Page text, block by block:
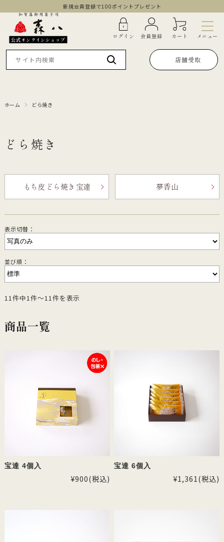
新規会員登録で100ポイントプレゼント
公式オンラインショップ ログイン 会員登録 カート メニュー
店舗受取
ホーム どら焼き
どら焼き
もち皮 どら焼き 宝達 夢香山
表示切替：
並び順：
11件中1件～11件を表示
商品一覧
宝達 4個入
¥900(税込)
宝達 6個入
¥1,361(税込)